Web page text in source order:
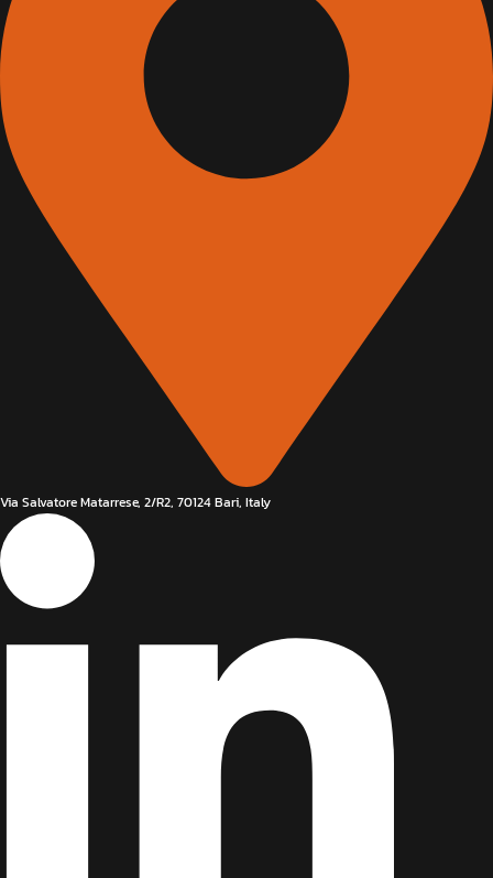
Via Salvatore Matarrese, 2/R2, 70124 Bari, Italy